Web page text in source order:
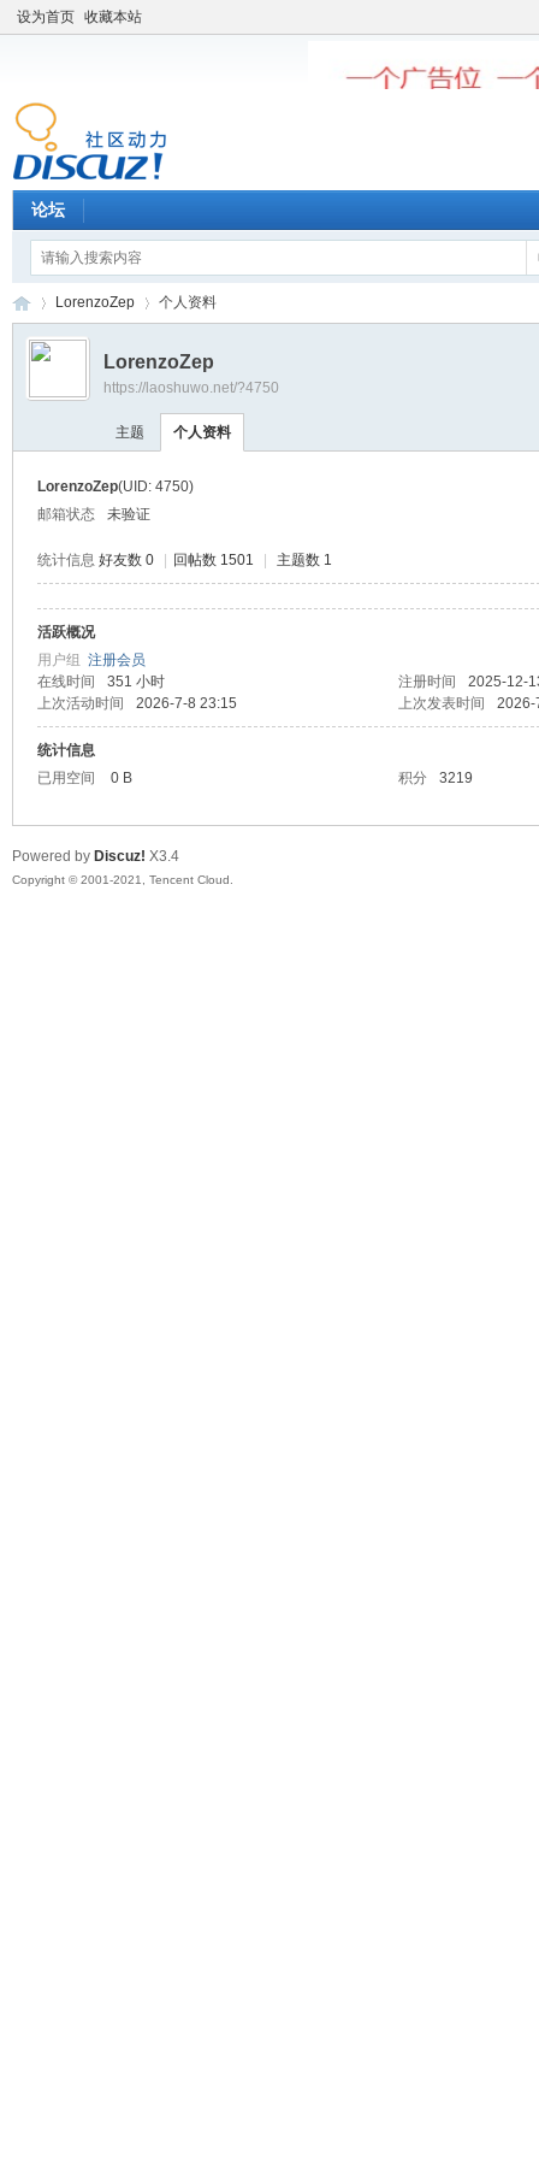
设为首页 收藏本站
论坛
窝
›
LorenzoZep 个人资料
LorenzoZep
https://laoshuwo.net/?4750
主题 个人资料
LorenzoZep(UID: 4750)
邮箱状态
未验证
统计信息 好友数 0 回帖数 1501 主题数 1
活跃概况
用户组 注册会员
在线时间
351 小时 注册时间
2025-12-
上次活动时间
2026-7-8 23:15 上次发表时间 2026-
统计信息
已用空间
0 B 积分 3219
Powered by Discuz! X3.4
Copyright © 2001-2021, Tencent Cloud.